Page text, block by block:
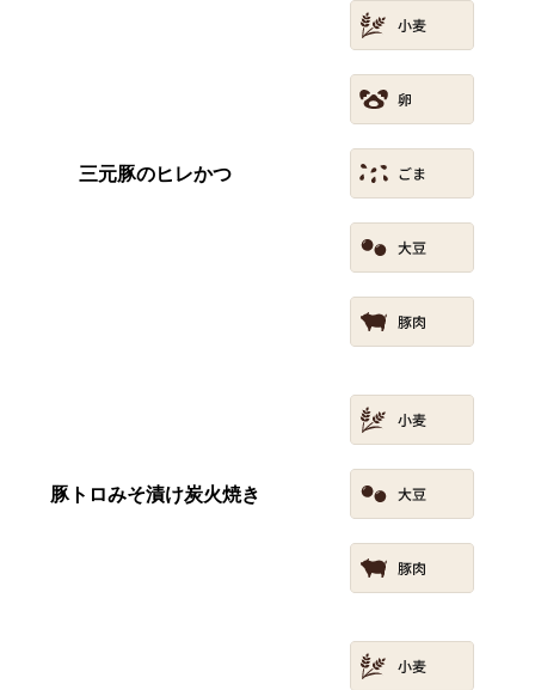
三元豚のヒレかつ
豚トロみそ漬け炭火焼き